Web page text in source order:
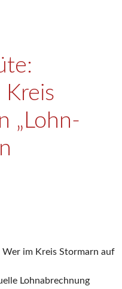
Kreis
„Lohn-
im Kreis Stormarn auf
Lohnabrechnung